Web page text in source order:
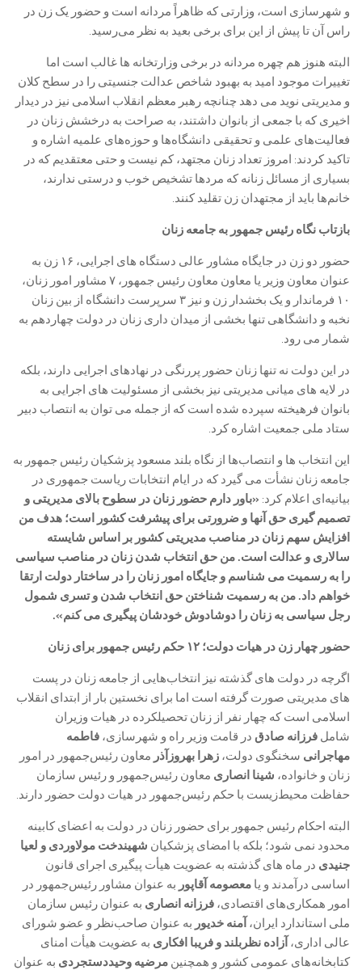
و شهرسازی است، وزارتی که ظاهراً مردانه است و حضور یک زن در
راس آن تا پیش از این برای برخی بعید به نظر می‌رسید.
البته هنوز هم چهره مردانه در برخی وزارتخانه ها غالب است اما
تغییرات موجود امید به بهبود شاخص عدالت جنسیتی را در سطح کلان
و مدیریتی نوید می دهد چنانچه رهبر معظم انقلاب اسلامی نیز در دیدار
اخیری که با جمعی از بانوان داشتند، به صراحت به درخشش زنان در
فعالیت‌های علمی و تحقیقی دانشگاه‌ها و حوزه‌های علمیه اشاره و
تاکید کردند: امروز تعداد زنان مجتهد، کم نیست و حتی معتقدیم که در
بسیاری از مسائل زنانه که مردها تشخیص خوب و درستی ندارند،
خانم‌ها باید از مجتهدان زن تقلید کنند.
بازتاب نگاه رئیس جمهور به جامعه زنان
حضور دو زن در جایگاه مشاور عالی دستگاه های اجرایی، ۱۶ زن به
عنوان معاون وزیر یا معاون معاون رئیس جمهور، ۷ مشاور امور زنان،
۱۰ فرماندار و یک بخشدار زن و نیز ۳ سرپرست دانشگاه از بین زنان
نخبه و دانشگاهی تنها بخشی از میدان داری زنان در دولت چهاردهم به
شمار می رود.
در این دولت نه تنها زنان حضور پررنگی در نهادهای اجرایی دارند، بلکه
در لایه های میانی مدیریتی نیز بخشی از مسئولیت های اجرایی به
بانوان فرهیخته سپرده شده است که از جمله می توان به انتصاب دبیر
ستاد ملی جمعیت اشاره کرد.
این انتخاب ها و انتصاب‌ها از نگاه بلند مسعود پزشکیان رئیس جمهور به
جامعه زنان نشأت می گیرد که در ایام انتخابات ریاست جمهوری در
بیانیه‌ای اعلام کرد: «باور دارم حضور زنان در سطوح بالای مدیریتی و
تصمیم گیری حق آنها و ضرورتی برای پیشرفت کشور است؛ هدف من
افزایش سهم زنان در مناصب مدیریتی کشور بر اساس شایسته
سالاری و عدالت است. من حق انتخاب شدن زنان در مناصب سیاسی
را به رسمیت می شناسم و جایگاه امور زنان را در ساختار دولت ارتقا
خواهم داد. من به رسمیت شناختن حق انتخاب شدن و تسری شمول
رجل سیاسی به زنان را دوشادوش خودشان پیگیری می کنم».
حضور چهار زن در هیات دولت؛ ۱۲ حکم رئیس جمهور برای زنان
اگرچه در دولت های گذشته نیز انتخاب‌هایی از جامعه زنان در پست
های مدیریتی صورت گرفته است اما برای نخستین بار از ابتدای انقلاب
اسلامی است که چهار نفر از زنان تحصیلکرده در هیات وزیران
شامل فرزانه صادق در قامت وزیر راه و شهرسازی، فاطمه
مهاجرانی سخنگوی دولت، زهرا بهروزآذر معاون رئیس‌جمهور در امور
زنان و خانواده، شینا انصاری معاون رئیس‌جمهور و رئیس سازمان
حفاظت محیط‌زیست با حکم رئیس‌جمهور در هیات دولت حضور دارند.
البته احکام رئیس جمهور برای حضور زنان در دولت به اعضای کابینه
محدود نمی شود؛ بلکه با امضای پزشکیان شهیندخت مولاوردی و لعیا
جنیدی در ماه های گذشته به عضویت هیأت پیگیری اجرای قانون
اساسی درآمدند و یا معصومه‌ آقاپور به عنوان مشاور رئیس‌جمهور در
امور همکاری‌های اقتصادی، فرزانه انصاری به عنوان رئیس سازمان
ملی استاندارد ایران، آمنه خدیور به عنوان صاحب‌نظر و عضو شورای
عالی اداری، آزاده نظربلند و فریبا افکاری به عضویت هیأت امنای
کتابخانه‌های عمومی کشور و همچنین مرضیه وحیددستجردی به عنوان